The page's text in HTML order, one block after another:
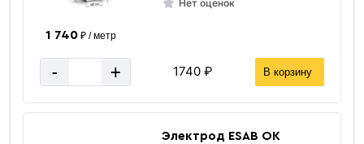
Нет оценок
1 740₽ / метр
- + 1740 ₽ В корзину
Электрод ESAB ОК